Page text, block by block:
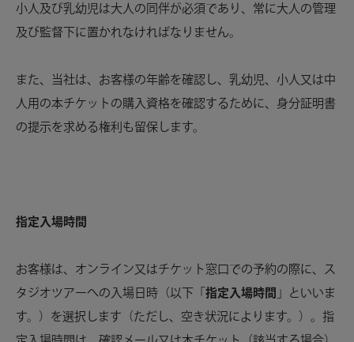
小人及び乳幼児は大人の同伴が必須であり、常に大人の管理
及び監督下に置かれなければなりません。
また、当社は、お客様の年齢を確認し、乳幼児、小人又は中
人用の本チケットの購入資格を確認するために、身分証明書
の提示を求める権利も留保します。
指定入場時間
お客様は、オンライン又はチケット窓口での予約の際に、ス
タジオツアーへの入場日時（以下「指定入場時間 」といいま
す。）を選択します（ただし、空き状況によります。）。指